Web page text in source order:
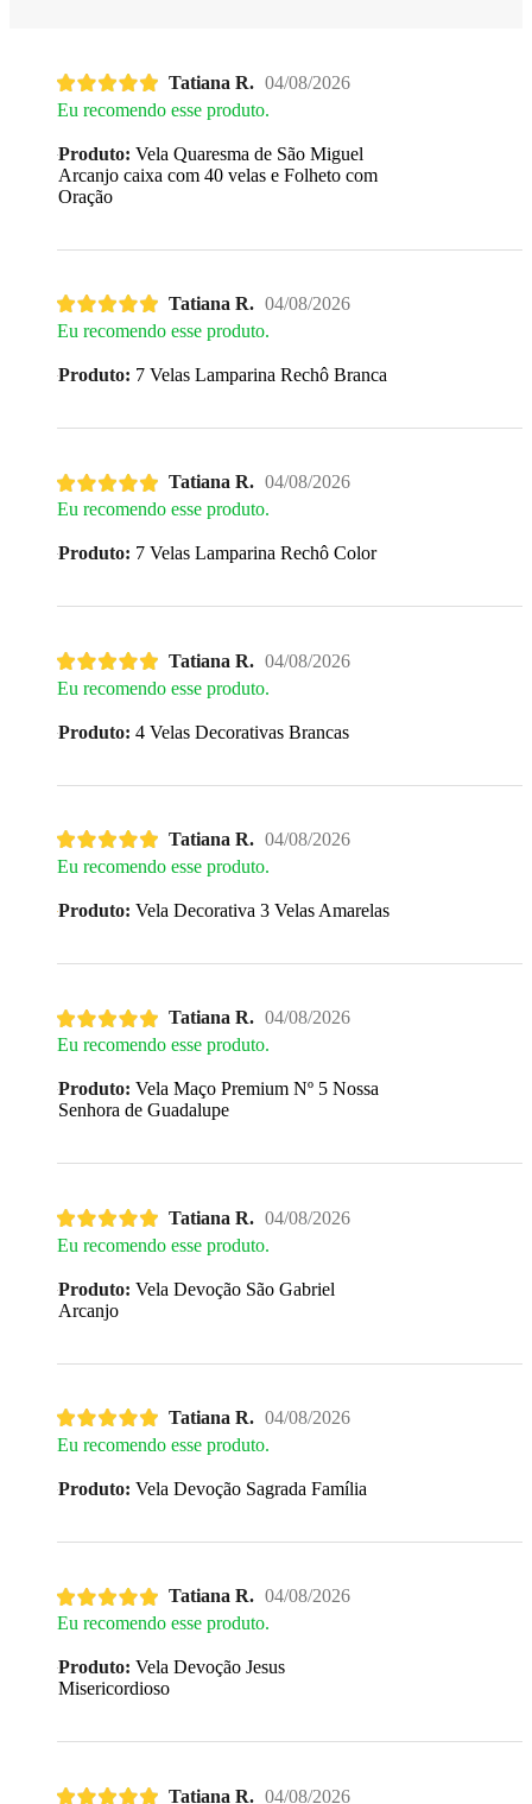
Tatiana R. 04/08/2026
Eu recomendo esse produto.
Produto: Vela Quaresma de São Miguel
Arcanjo caixa com 40 velas e Folheto com
Oração
Tatiana R. 04/08/2026
Eu recomendo esse produto.
Produto: 7 Velas Lamparina Rechô Branca
Tatiana R. 04/08/2026
Eu recomendo esse produto.
Produto: 7 Velas Lamparina Rechô Color
Tatiana R. 04/08/2026
Eu recomendo esse produto.
Produto: 4 Velas Decorativas Brancas
Tatiana R. 04/08/2026
Eu recomendo esse produto.
Produto: Vela Decorativa 3 Velas Amarelas
Tatiana R. 04/08/2026
Eu recomendo esse produto.
Produto: Vela Maço Premium Nº 5 Nossa
Senhora de Guadalupe
Tatiana R. 04/08/2026
Eu recomendo esse produto.
Produto: Vela Devoção São Gabriel
Arcanjo
Tatiana R. 04/08/2026
Eu recomendo esse produto.
Produto: Vela Devoção Sagrada Família
Tatiana R. 04/08/2026
Eu recomendo esse produto.
Produto: Vela Devoção Jesus
Misericordioso
Tatiana R. 04/08/2026